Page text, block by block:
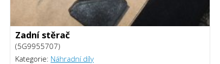
Zadní stěrač
(5G9955707)
Kategorie: Náhradní díly